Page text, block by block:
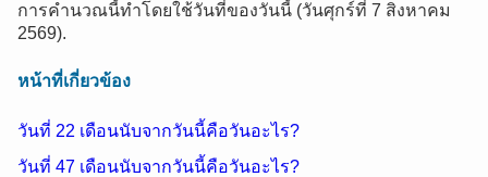
การคำนวณนี้ทำโดยใช้วันที่ของวันนี้ (วันศุกร์ที่ 7 สิงหาคม
2569).
หน้าที่เกี่ยวข้อง
วันที่ 22 เดือนนับจากวันนี้คือวันอะไร?
วันที่ 47 เดือนนับจากวันนี้คือวันอะไร?